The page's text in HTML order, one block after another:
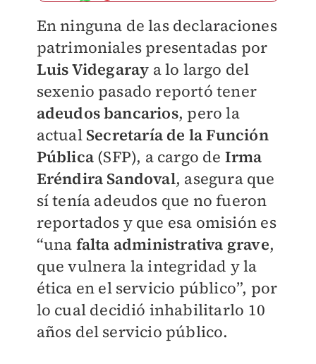
En ninguna de las declaraciones
patrimoniales presentadas por
LuisVidegaray a lo largo del
sexenio pasado reportó tener
adeudos bancarios, pero la
actual Secretaría de la Función
Pública(SFP), a cargo de Irma
Eréndira Sandoval, asegura que
sí tenía adeudos que no fueron
reportados y que esa omisión es
“una falta administrativa grave,
que vulnera la integridad y la
ética en el servicio público”, por
lo cual decidió inhabilitarlo 10
años del servicio público.